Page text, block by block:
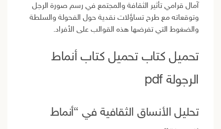
آمال قرامي تأثير الثقافة والمجتمع في رسم صورة الرجل
وتوقعاته مع طرح تساؤلات نقدية حول الفحولة والسلطة
والضغوط التي تفرضها هذه القوالب على الأفراد.
تحميل كتاب تحميل كتاب أنماط
الرجولة pdf
تحليل الأنساق الثقافية في “أنماط